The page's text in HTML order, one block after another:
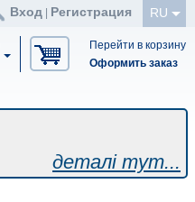
RU
Вход Регистрация
Перейти в корзину
Оформить заказ
деталі тут...